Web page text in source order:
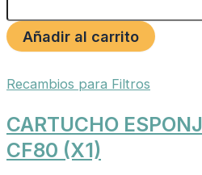
Añadir al carrito
Recambios para Filtros
CARTUCHO
CF80 (X1)